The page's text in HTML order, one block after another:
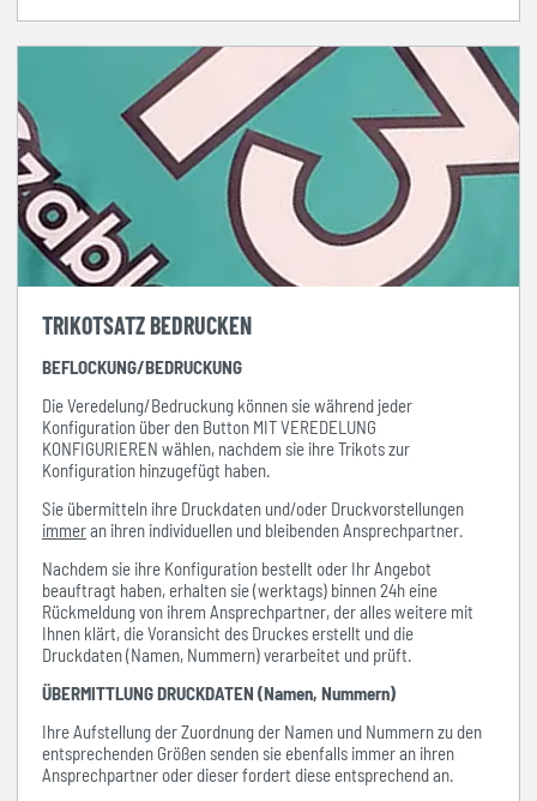
TRIKOTSATZ BEDRUCKEN
BEFLOCKUNG/BEDRUCKUNG
Die Veredelung/Bedruckung können sie während jeder
Konfiguration über den Button MIT VEREDELUNG
KONFIGURIEREN wählen, nachdem sie ihre Trikots zur
Konfiguration hinzugefügt haben.
Sie übermitteln ihre Druckdaten und/oder Druckvorstellungen
immeran ihren individuellen und bleibenden Ansprechpartner.
Nachdem sie ihre Konfiguration bestellt oder Ihr Angebot
beauftragt haben, erhalten sie (werktags) binnen 24h eine
Rückmeldung von ihrem Ansprechpartner, der alles weitere mit
Ihnen klärt, die Voransicht des Druckes erstellt und die
Druckdaten (Namen, Nummern) verarbeitet und prüft.
ÜBERMITTLUNG DRUCKDATEN (Namen, Nummern)
Ihre Aufstellung der Zuordnung der Namen und Nummern zu den
entsprechenden Größen senden sie ebenfalls immer an ihren
Ansprechpartner oder dieser fordert diese entsprechend an.